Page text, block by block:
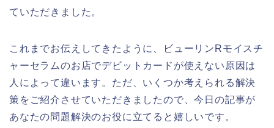
ていただきました。
これまでお伝えしてきたように、ビューリンRモイスチ
ャーセラムのお店でデビットカードが使えない原因は
人によって違います。ただ、いくつか考えられる解決
策をご紹介させていただきましたので、今日の記事が
あなたの問題解決のお役に立てると嬉しいです。